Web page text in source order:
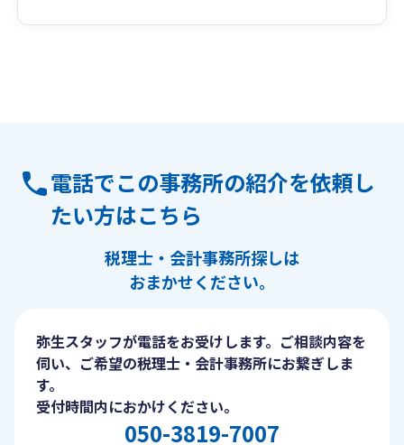
電話でこの事務所の紹介を依頼し
たい方はこちら
税理士・会計事務所探しは
おまかせください。
弥生スタッフが電話をお受けします。ご相談内容を
伺い、ご希望の税理士・会計事務所にお繋ぎしま
す。
受付時間内におかけください。
050-3819-7007